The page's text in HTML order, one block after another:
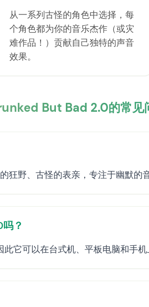
从一系列古怪的角色中选择，每
个角色都为你的音乐杰作（或灾
难作品！）贡献自己独特的声音
效果。
But Bad 2.0的常见
狂野、古怪的表亲，专注于幽默的
？
它可以在台式机、平板电脑和手机